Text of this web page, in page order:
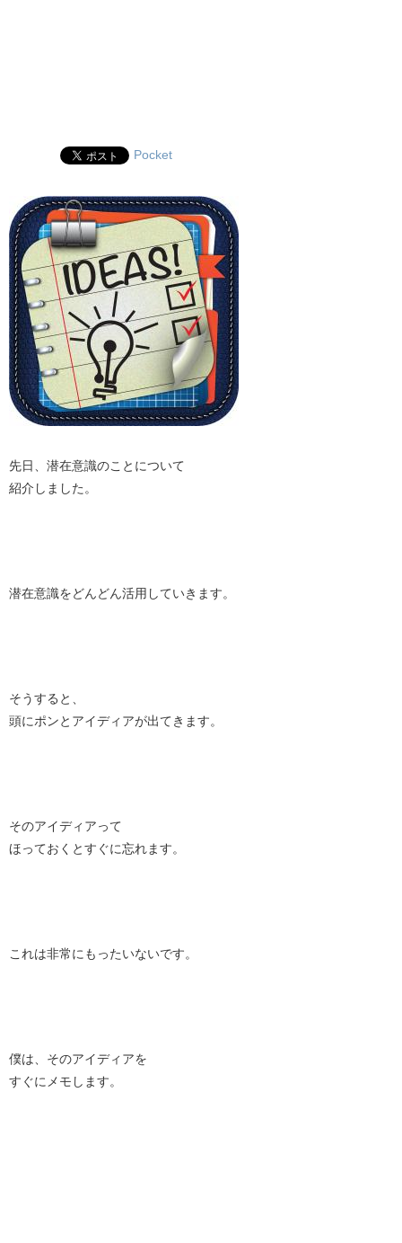
Pocket
先日、潜在意識のことについて
紹介しました。
潜在意識をどんどん活用していきます。
そうすると、
頭にポンとアイディアが出てきます。
そのアイディアって
ほっておくとすぐに忘れます。
これは非常にもったいないです。
僕は、そのアイディアを
すぐにメモします。